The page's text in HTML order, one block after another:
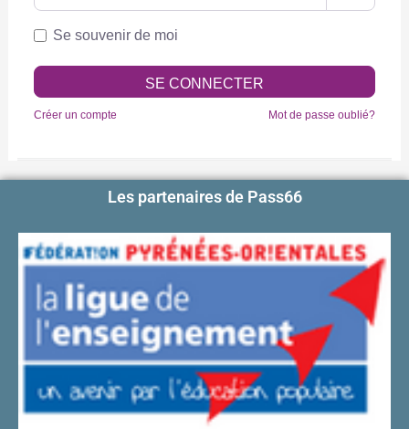
Se souvenir de moi
SE CONNECTER
Créer un compte Mot de passe oublié?
Les partenaires de Pass66